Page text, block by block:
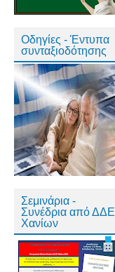
Οδηγίες - Έντυπα
συνταξιοδότησης
Σεμινάρια -
Συνέδρια από ΔΔΕ
Χανίων